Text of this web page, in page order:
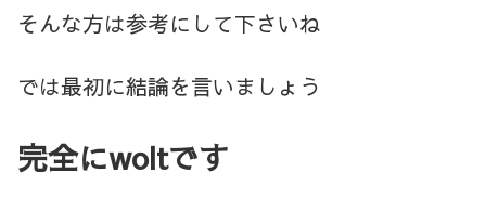
そんな方は参考にして下さいね
では最初に結論を言いましょう
完全にwoltです